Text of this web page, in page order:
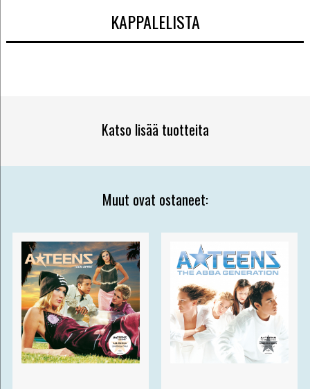
KAPPALELISTA
Katso lisää tuotteita
Muut ovat ostaneet: